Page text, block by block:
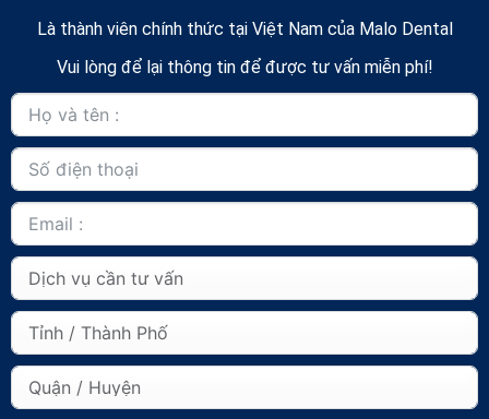
Là thành viên chính thức tại Việt Nam của Malo Dental
Vui lòng để lại thông tin để được tư vấn miễn phí!